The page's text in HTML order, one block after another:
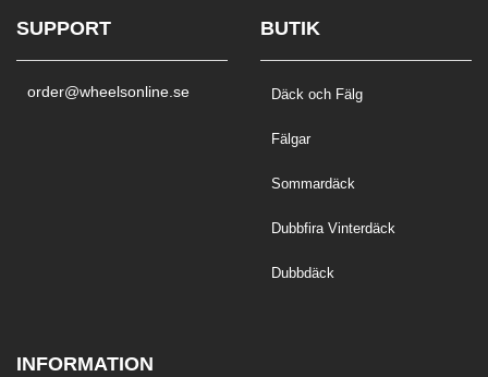
SUPPORT
order@wheelsonline.se
BUTIK
Däck och Fälg
Fälgar
Sommardäck
Dubbfira Vinterdäck
Dubbdäck
INFORMATION